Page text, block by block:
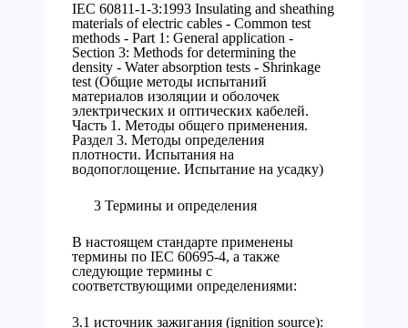
IEC 60811-1-3:1993 Insulating and sheathing
materials of electric cables - Common test
methods - Part 1: General application -
Section 3: Methods for determining the
density - Water absorption tests - Shrinkage
test (Общие методы испытаний
материалов изоляции и оболочек
электрических и оптических кабелей.
Часть 1. Методы общего применения.
Раздел 3. Методы определения
плотности. Испытания на
водопоглощение. Испытание на усадку)
3 Термины и определения
В настоящем стандарте применены
термины по IEC 60695-4, а также
следующие термины с
соответствующими определениями:
3.1 источник зажигания (ignition source):